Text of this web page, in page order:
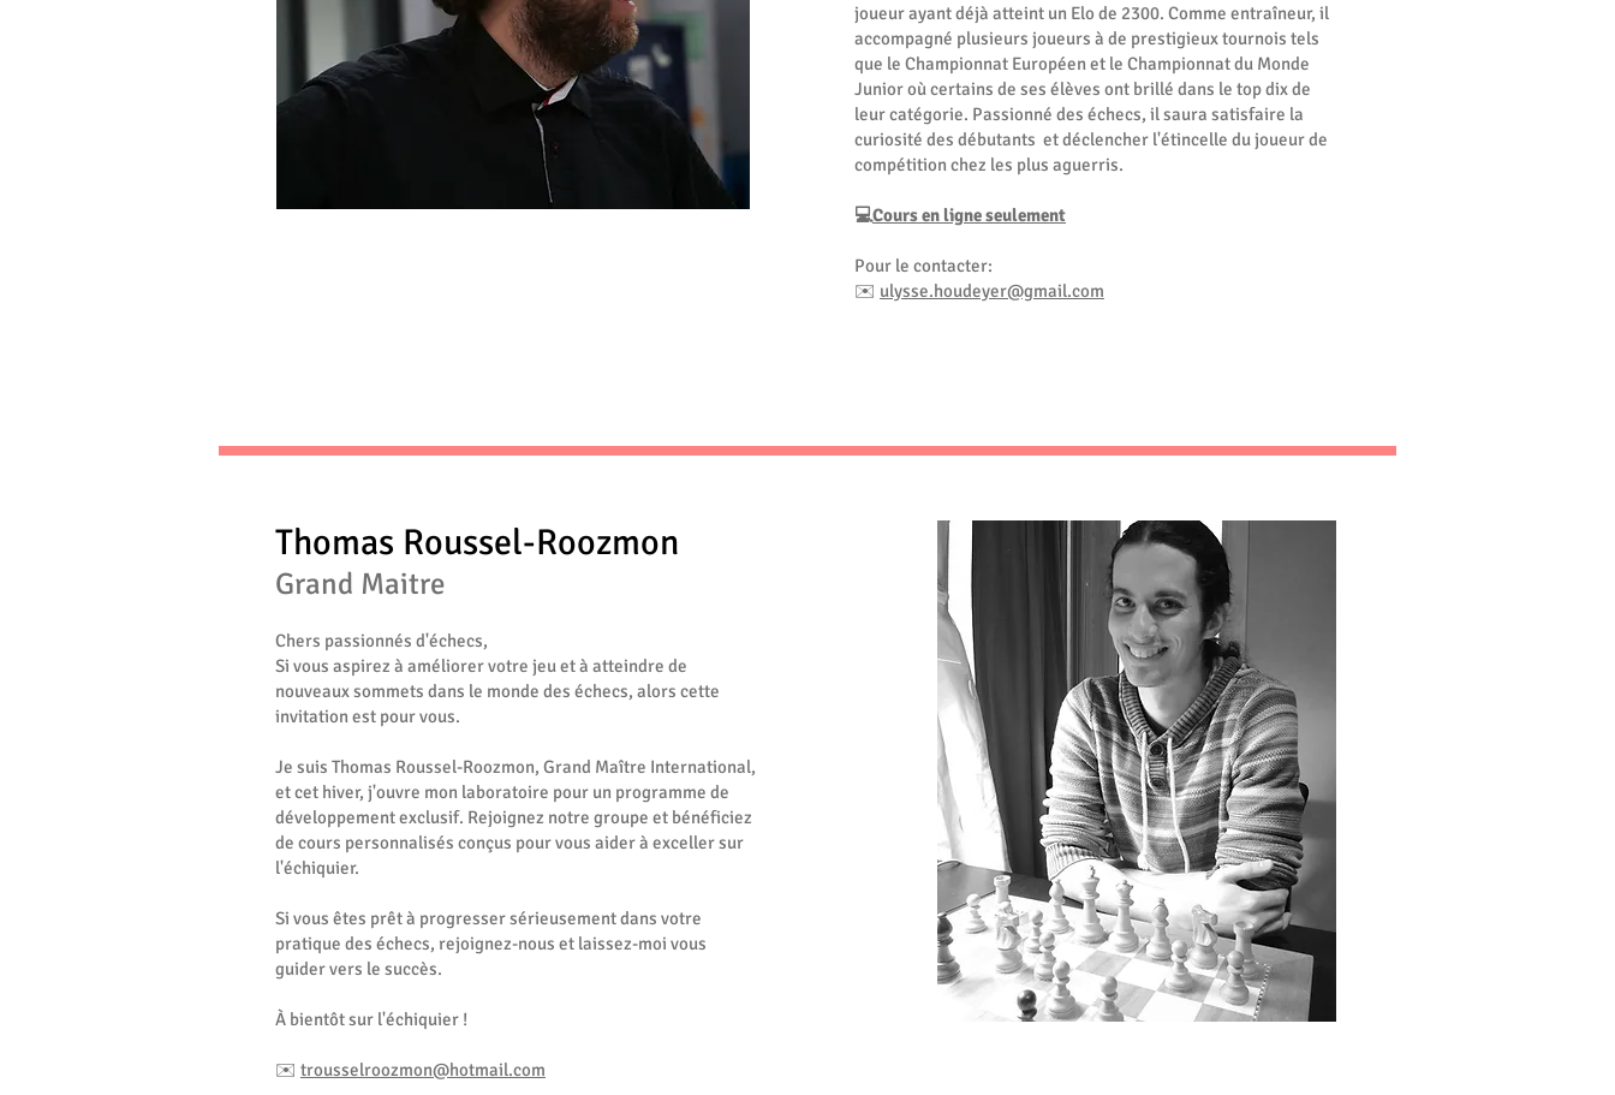
joueur ayant déjà atteint un Elo de 2300. Comme entraîneur, il
accompagné plusieurs joueurs à de prestigieux tournois tels
que le Championnat Européen et le Championnat du Monde
Junior où certains de ses élèves ont brillé dans le top dix de
leur catégorie. Passionné des échecs, il saura satisfaire la
curiosité des débutants et déclencher l'étincelle du joueur de
compétition chez les plus aguerris.
💻Cours en ligne seulement
Pour le contacter:
✉️ ulysse.houdeyer@gmail.com
Thomas Roussel-Roozmon
Grand Maitre
Chers passionnés d'échecs,
Si vous aspirez à améliorer votre jeu et à atteindre de
nouveaux sommets dans le monde des échecs, alors cette
invitation est pour vous.
Je suis Thomas Roussel-Roozmon, Grand Maître International,
et cet hiver, j'ouvre mon laboratoire pour un programme de
développement exclusif. Rejoignez notre groupe et bénéficiez
de cours personnalisés conçus pour vous aider à exceller sur
l'échiquier.
Si vous êtes prêt à progresser sérieusement dans votre
pratique des échecs, rejoignez-nous et laissez-moi vous
guider vers le succès.
À bientôt sur l'échiquier !
✉️ trousselroozmon@hotmail.com